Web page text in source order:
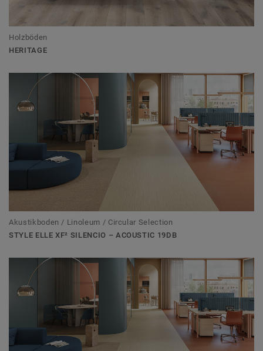
Holzböden
HERITAGE
Akustikboden / Linoleum / Circular Selection
STYLE ELLE XF² SILENCIO – ACOUSTIC 19DB